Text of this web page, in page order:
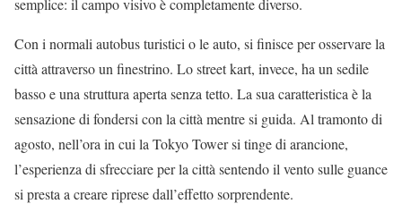
Con i normali autobus turistici o le auto, si finisce per osservare la
città attraverso un finestrino. Lo street kart, invece, ha un sedile
basso e una struttura aperta senza tetto. La sua caratteristica è la
sensazione di fondersi con la città mentre si guida. Al tramonto di
agosto, nell’ora in cui la Tokyo Tower si tinge di arancione,
l’esperienza di sfrecciare per la città sentendo il vento sulle guance
si presta a creare riprese dall’effetto sorprendente.